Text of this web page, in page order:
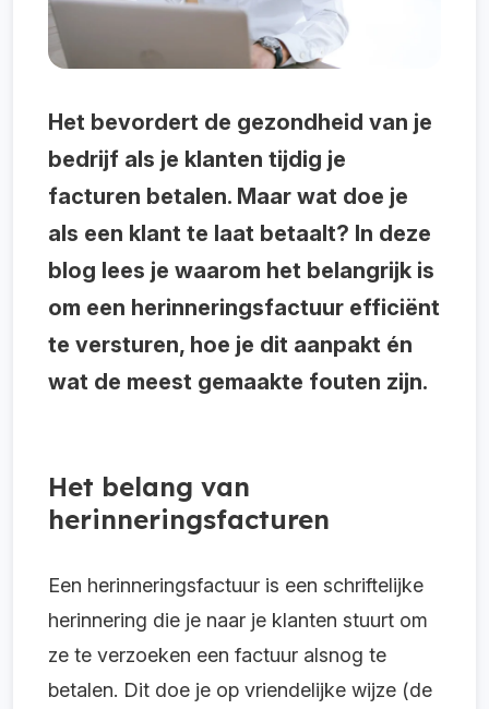
Het bevordert de gezondheid van je
bedrijf als je klanten tijdig je
facturen betalen. Maar wat doe je
als een klant te laat betaalt? In deze
blog lees je waarom het belangrijk is
om een herinneringsfactuur efficiënt
te versturen, hoe je dit aanpakt én
wat de meest gemaakte fouten zijn.
Het belang van
herinneringsfacturen
Een herinneringsfactuur is een schriftelijke
herinnering die je naar je klanten stuurt om
ze te verzoeken een factuur alsnog te
betalen. Dit doe je op vriendelijke wijze (de